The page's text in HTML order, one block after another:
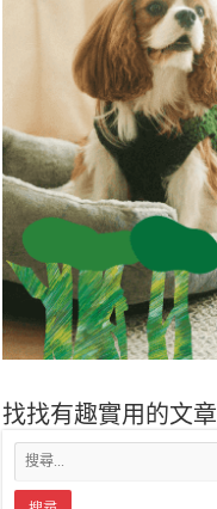
找找有趣實用的文章